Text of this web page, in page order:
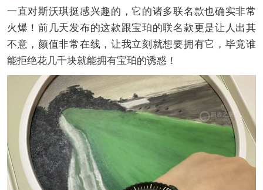
一直对斯沃琪挺感兴趣的，它的诸多联名款也确实非常
火爆！前几天发布的这款跟宝珀的联名款更是让人出其
不意，颜值非常在线，让我立刻就想要拥有它，毕竟谁
能拒绝花几千块就能拥有宝珀的诱惑！